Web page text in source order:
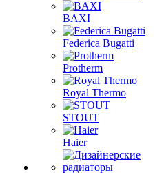
BAXI
Federica Bugatti
Protherm
Royal Thermo
STOUT
Haier